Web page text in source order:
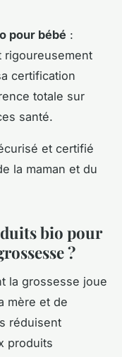
pour bébé :
rigoureusement
certification
totale sur
santé.
et certifié
la maman et du
bio pour
?
la grossesse joue
mère et de
réduisent
produits